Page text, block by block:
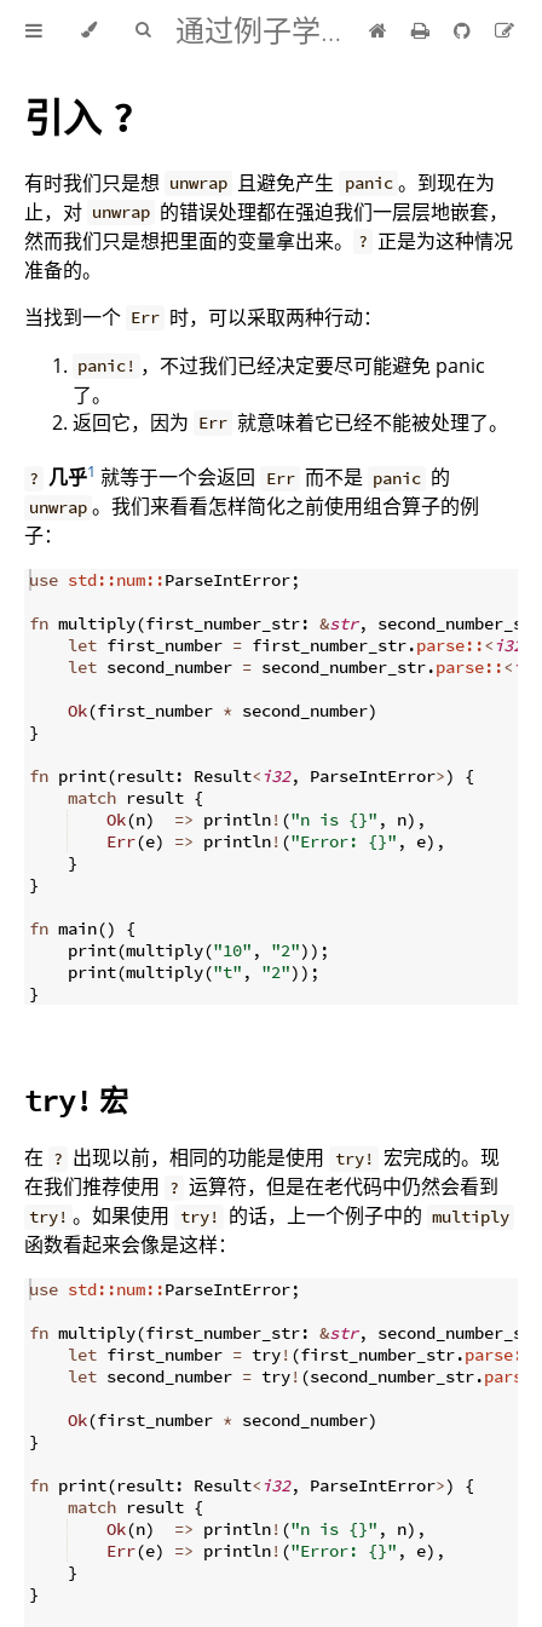
通过例子学 Rust 中文版
引入 ?
有时我们只是想 unwrap 且避免产生 panic 。到现在为
止，对 unwrap 的错误处理都在强迫我们一层层地嵌套，
然而我们只是想把里面的变量拿出来。
? 正是为这种情况
准备的。
当找到一个 Err 时，可以采取两种行动：
panic! ，不过我们已经决定要尽可能避免 panic
了。
返回它，因为 Err 就意味着它已经不能被处理了。
? 几乎1 就等于一个会返回 Err 而不是 panic 的
unwrap 。我们来看看怎样简化之前使用组合算子的例
子：
use std::num::ParseIntError;
fn multiply(first_number_str: &str,
second_number_str
let first_number = first_number_str.parse::<i32
let second_number = second_number_str.parse::<i32
Ok(first_number * second_number)
}
fn print(result: Result<i32, ParseIntError>)
{
match result {
Ok(n) => println! ("n is {}" , n) ,
Err(e) => println! ("Error: {}" , e) ,
}
}
fn main()
{
    print
(multiply("10" , "2")) ;
    print
(multiply("t" , "2")) ;
}
try! 宏
在 ? 出现以前，相同的功能是使用 try! 宏完成的。现
在我们推荐使用 ? 运算符，但是在老代码中仍然会看到
try! 。如果使用 try! 的话，上一个例子中的 multiply
函数看起来会像是这样：
use std::num::ParseIntError;
fn multiply(first_number_str: &str,
second_number_str
let first_number = try! (first_number_str.parse::
let second_number = try! (second_number_str.
Ok(first_number * second_number)
}
fn print(result: Result<i32, ParseIntError>)
{
match result {
Ok(n) => println! ("n is {}" , n) ,
Err(e) => println! ("Error: {}" , e) ,
}
}